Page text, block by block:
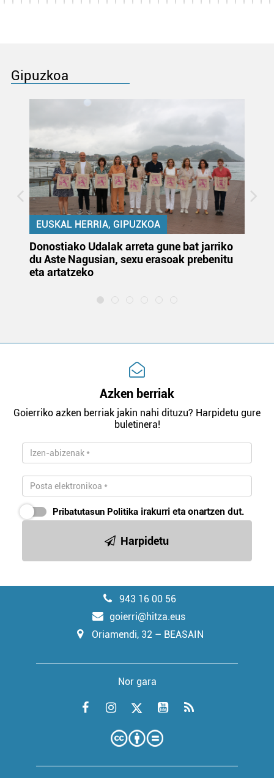
Gipuzkoa
EUSKAL HERRIA, GIPUZKOA
Donostiako Udalak arreta gune bat jarriko
du Aste Nagusian, sexu erasoak prebenitu
eta artatzeko
Azken berriak
Goierriko azken berriak jakin nahi dituzu? Harpidetu gure
buletinera!
Pribatutasun Politika irakurri eta onartzen dut.
Harpidetu
943 16 00 56
goierri@hitza.eus
Oriamendi, 32 – BEASAIN
Nor gara